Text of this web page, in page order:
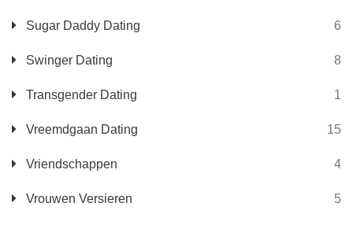
Sugar Daddy Dating 6
Swinger Dating 8
Transgender Dating 1
Vreemdgaan Dating 15
Vriendschappen 4
Vrouwen Versieren 5